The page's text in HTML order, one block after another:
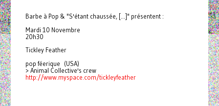
Barbe à Pop & "S'étant chaussée, [...]" présentent :
Mardi 10 Novembre
20h30
Tickley Feather
pop féerique (USA)
> Animal Collective's crew
http://www.myspace.com/tickleyfeather